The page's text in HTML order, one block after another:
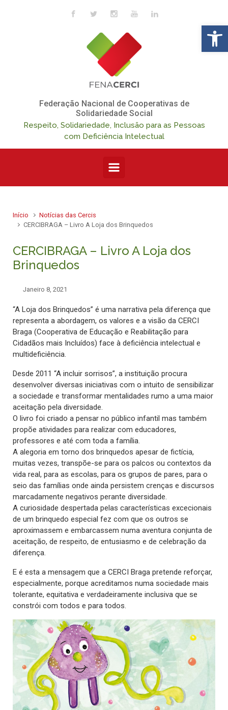
Skip to main content
Federação Nacional de Cooperativas de
Solidariedade Social
Respeito, Solidariedade, Inclusão para as Pessoas
com Deficiência Intelectual
Início
Notícias das Cercis
CERCIBRAGA – Livro A Loja dos Brinquedos
CERCIBRAGA – Livro A Loja dos
Brinquedos
Janeiro 8, 2021
“A Loja dos Brinquedos” é uma narrativa pela diferença que
representa a abordagem, os valores e a visão da CERCI
Braga (Cooperativa de Educação e Reabilitação para
Cidadãos mais Incluídos) face à deficiência intelectual e
multideficiência.
Desde 2011 “A incluir sorrisos”, a instituição procura
desenvolver diversas iniciativas com o intuito de sensibilizar
a sociedade e transformar mentalidades rumo a uma maior
aceitação pela diversidade.
O livro foi criado a pensar no público infantil mas também
propõe atividades para realizar com educadores,
professores e até com toda a família.
A alegoria em torno dos brinquedos apesar de fictícia,
muitas vezes, transpõe-se para os palcos ou contextos da
vida real, para as escolas, para os grupos de pares, para o
seio das famílias onde ainda persistem crenças e discursos
marcadamente negativos perante diversidade.
A curiosidade despertada pelas características excecionais
de um brinquedo especial fez com que os outros se
aproximassem e embarcassem numa aventura conjunta de
aceitação, de respeito, de entusiasmo e de celebração da
diferença.
E é esta a mensagem que a CERCI Braga pretende reforçar,
especialmente, porque acreditamos numa sociedade mais
tolerante, equitativa e verdadeiramente inclusiva que se
constrói com todos e para todos.